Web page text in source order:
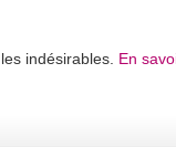
indésirables. En